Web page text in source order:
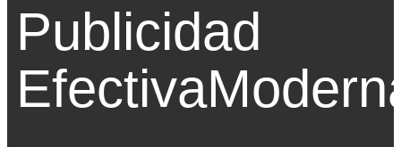
Publicidad
Efectiva